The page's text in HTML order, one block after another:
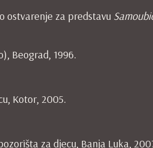
ostvarenje za predstavu
Beograd, 1996.
Kotor, 2005.
za djecu, Banja Luka,